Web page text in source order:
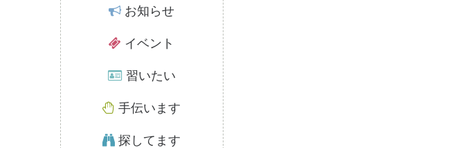
お知らせ
イベント
習いたい
手伝います
探してます